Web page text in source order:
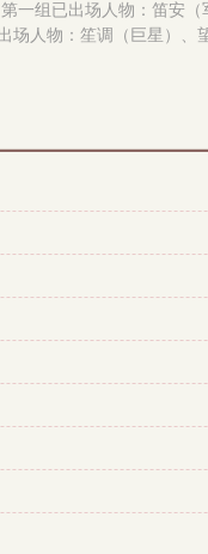
一组已出场人物：笛
人物：笙调（巨星）